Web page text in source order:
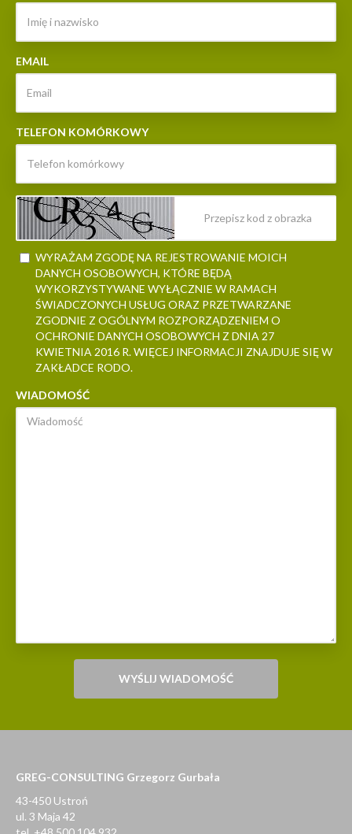
EMAIL
TELEFON KOMÓRKOWY
WYRAŻAM ZGODĘ NA REJESTROWANIE MOICH
DANYCH OSOBOWYCH, KTÓRE BĘDĄ
WYKORZYSTYWANE WYŁĄCZNIE W RAMACH
ŚWIADCZONYCH USŁUG ORAZ PRZETWARZANE
ZGODNIE Z OGÓLNYM ROZPORZĄDZENIEM O
OCHRONIE DANYCH OSOBOWYCH Z DNIA 27
KWIETNIA 2016 R. WIĘCEJ INFORMACJI ZNAJDUJE SIĘ W
ZAKŁADCE RODO.
WIADOMOŚĆ
GREG-CONSULTING Grzegorz Gurbała
43-450 Ustroń
ul. 3 Maja 42